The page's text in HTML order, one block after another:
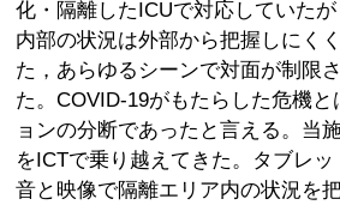
化・隔離したICUで対応していた
内部の状況は外部から把握しにく
た，あらゆるシーンで対面が制限
た。COVID-19がもたらした危機
ョンの分断であったと言える。当
をICTで乗り越えてきた。タブレッ
音と映像で隔離エリア内の状況を